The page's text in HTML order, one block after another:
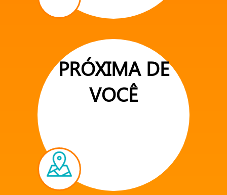
PRÓXIMA DE
VOCÊ